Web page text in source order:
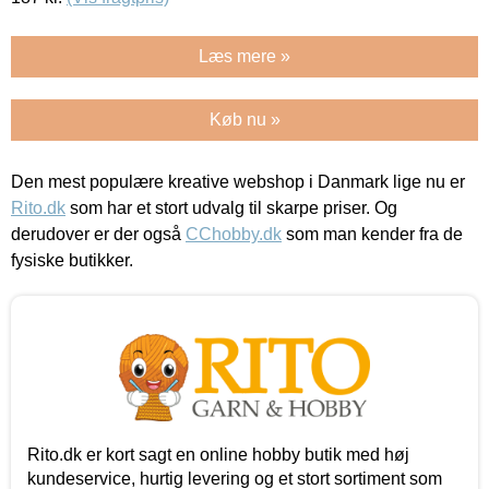
Læs mere »
Køb nu »
Den mest populære kreative webshop i Danmark lige nu er
Rito.dk som har et stort udvalg til skarpe priser. Og
derudover er der også CChobby.dk som man kender fra de
fysiske butikker.
Rito.dk er kort sagt en online hobby butik med høj
kundeservice, hurtig levering og et stort sortiment som